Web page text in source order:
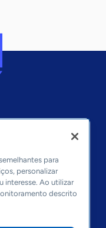
para
personalizar
interesse. Ao utilizar
descrito